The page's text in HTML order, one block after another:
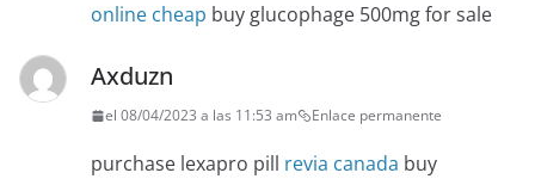
online cheap buy glucophage 500mg for sale
Axduzn
el 08/04/2023 a las 11:53 am Enlace permanente
purchase lexapro pill revia canada buy